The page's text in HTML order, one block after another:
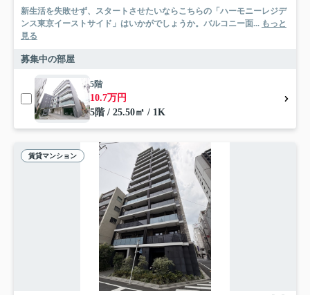
新生活を失敗せず、スタートさせたいならこちらの「ハーモニーレジデ
ンス東京イーストサイド」はいかがでしょうか。バルコニー面... もっと
見る
募集中の部屋
5階
10.7万円
5階 / 25.50㎡ / 1K
賃貸マンション